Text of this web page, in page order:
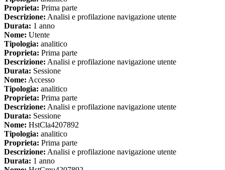
Proprieta: Prima parte
Descrizione: Analisi e profilazione navigazione utente
Durata: 1 anno
Nome: Utente
Tipologia: analitico
Proprieta: Prima parte
Descrizione: Analisi e profilazione navigazione utente
Durata: Sessione
Nome: Accesso
Tipologia: analitico
Proprieta: Prima parte
Descrizione: Analisi e profilazione navigazione utente
Durata: Sessione
Nome: HstCla4207892
Tipologia: analitico
Proprieta: Prima parte
Descrizione: Analisi e profilazione navigazione utente
Durata: 1 anno